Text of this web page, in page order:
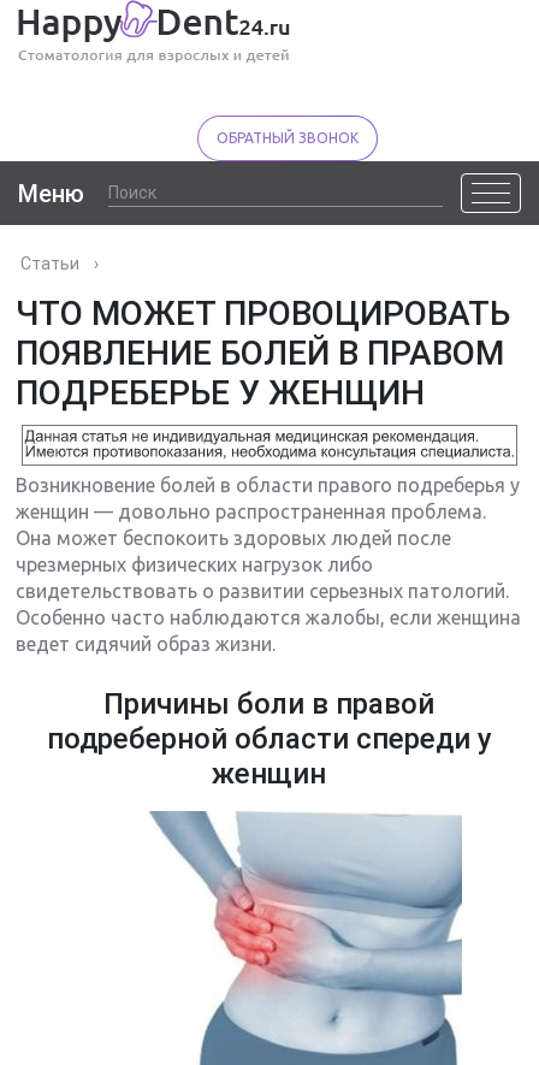
ОБРАТНЫЙ ЗВОНОК
Меню
Статьи ›
ЧТО МОЖЕТ ПРОВОЦИРОВАТЬ
ПОЯВЛЕНИЕ БОЛЕЙ В ПРАВОМ
ПОДРЕБЕРЬЕ У ЖЕНЩИН
Возникновение болей в области правого подреберья у
женщин — довольно распространенная проблема.
Она может беспокоить здоровых людей после
чрезмерных физических нагрузок либо
свидетельствовать о развитии серьезных патологий.
Особенно часто наблюдаются жалобы, если женщина
ведет сидячий образ жизни.
Причины боли в правой
подреберной области спереди у
женщин